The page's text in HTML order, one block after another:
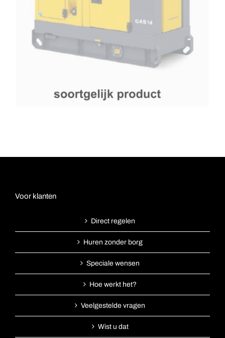
Voor klanten
Direct regelen
Huren zonder borg
Speciale wensen
Hoe werkt het?
Veelgestelde vragen
Wist u dat